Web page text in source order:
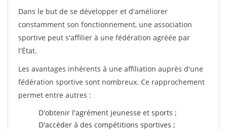
Dans le but de se développer et d'améliorer
constamment son fonctionnement, une association
sportive peut s'affilier à une fédération agréée par
l'État.
Les avantages inhérents à une affiliation auprès d'une
fédération sportive sont nombreux. Ce rapprochement
permet entre autres :
D'obtenir l'agrément jeunesse et sports ;
D'accéder à des compétitions sportives ;